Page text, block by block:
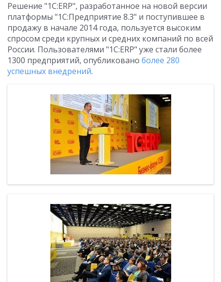
Решение "1С:ERP", разработанное на новой версии
платформы "1С:Предприятие 8.3" и поступившее в
продажу в начале 2014 года, пользуется высоким
спросом среди крупных и средних компаний по всей
России. Пользователями "1C:ERP" уже стали более
1300 предприятий, опубликовано более 280
успешных внедрений.